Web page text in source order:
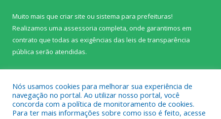
Muito mais que criar site ou sistema para prefeituras!
Realizamos uma assessoria completa, onde garantimos em
contrato que todas as exigências das leis de transparência
pública serão atendidas.
Nós usamos cookies para melhorar sua experiência de
navegação no portal. Ao utilizar nosso portal, você
concorda com a política de monitoramento de cookies.
Para ter mais informações sobre como isso é feito, acesse